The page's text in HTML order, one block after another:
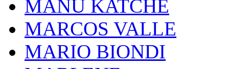
MANU KATCHÉ
MARCOS VALLE
MARIO BIONDI